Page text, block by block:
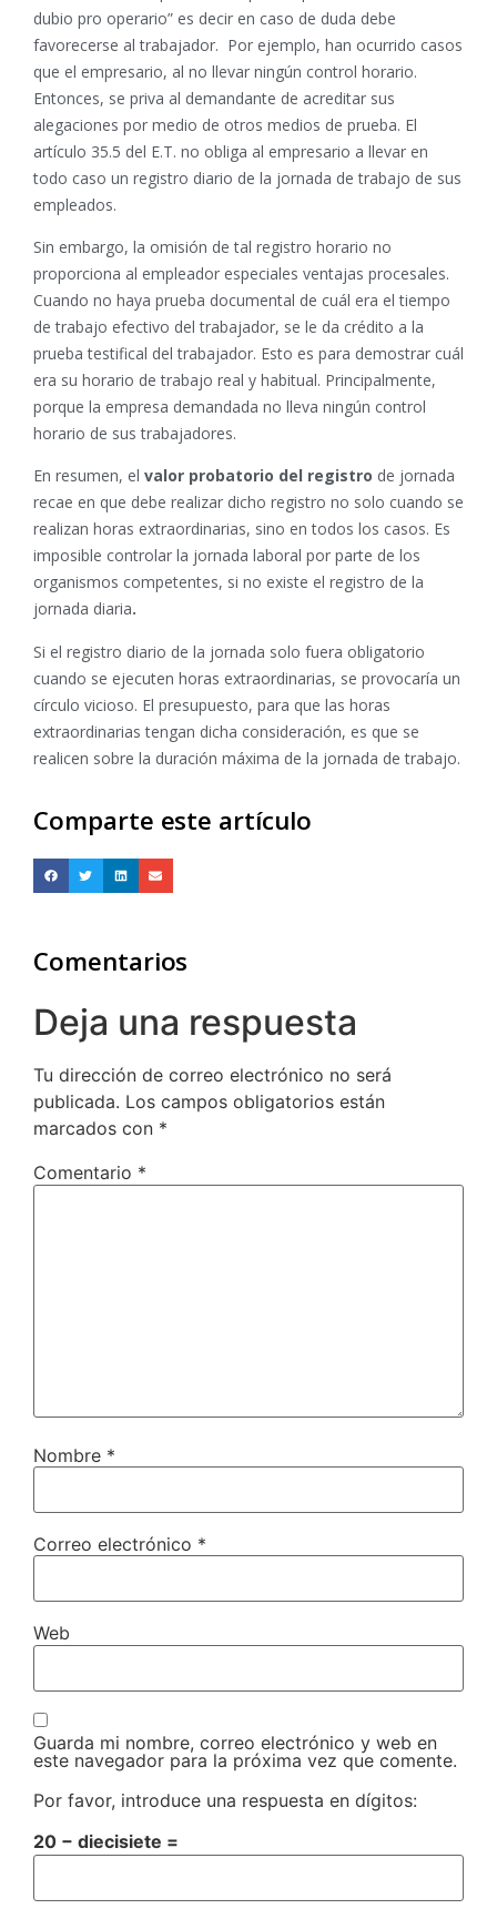
dubio pro operario” es decir en caso de duda debe
favorecerse al trabajador. Por ejemplo, han ocurrido casos
que el empresario, al no llevar ningún control horario.
Entonces, se priva al demandante de acreditar sus
alegaciones por medio de otros medios de prueba. El
artículo 35.5 del E.T. no obliga al empresario a llevar en
todo caso un registro diario de la jornada de trabajo de sus
empleados.
Sin embargo, la omisión de tal registro horario no
proporciona al empleador especiales ventajas procesales.
Cuando no haya prueba documental de cuál era el tiempo
de trabajo efectivo del trabajador, se le da crédito a la
prueba testifical del trabajador. Esto es para demostrar cuál
era su horario de trabajo real y habitual. Principalmente,
porque la empresa demandada no lleva ningún control
horario de sus trabajadores.
En resumen, el valor probatorio del registro de jornada
recae en que debe realizar dicho registro no solo cuando se
realizan horas extraordinarias, sino en todos los casos. Es
imposible controlar la jornada laboral por parte de los
organismos competentes, si no existe el registro de la
jornada diaria.
Si el registro diario de la jornada solo fuera obligatorio
cuando se ejecuten horas extraordinarias, se provocaría un
círculo vicioso. El presupuesto, para que las horas
extraordinarias tengan dicha consideración, es que se
realicen sobre la duración máxima de la jornada de trabajo.
Comparte este artículo
Comentarios
Deja una respuesta
Tu dirección de correo electrónico no será
publicada. Los campos obligatorios están
marcados con *
Comentario *
Nombre *
Correo electrónico *
Web
Guarda mi nombre, correo electrónico y web en
este navegador para la próxima vez que comente.
Por favor, introduce una respuesta en dígitos:
20 − diecisiete =